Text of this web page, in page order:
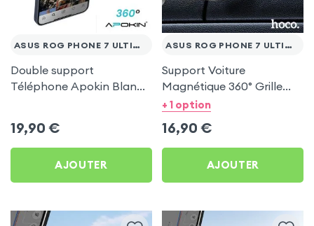
ASUS ROG PHONE 7 ULTIMATE
Double support
Téléphone Apokin Blanc
et Twitch
19,90 €
AJOUTER
ASUS ROG PHONE 7 ULTIMATE
Support Voiture
Magnétique 360° Grille
d'aération Hoco pour
Ultimate
+ 1 option
16,90 €
AJOUTER